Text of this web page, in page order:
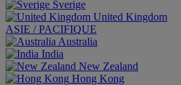
Sverige
United Kingdom
ASIE / PACIFIQUE
Australia
India
New Zealand
Hong Kong